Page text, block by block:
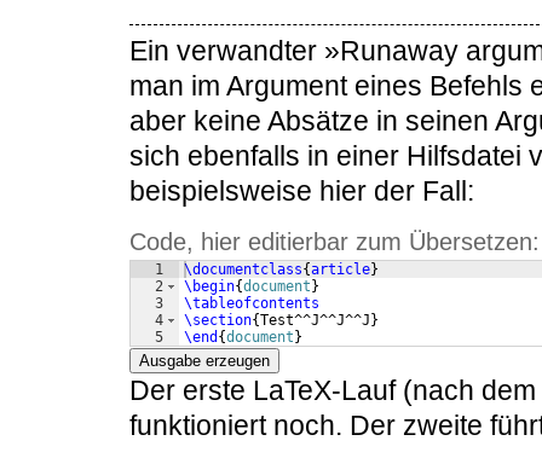
Ein verwandter »Runaway
man im Argument eines Befehls
aber keine Absätze in seinen
sich ebenfalls in einer Hilfsdatei
beispielsweise hier der Fall:
Code, hier editierbar zum Übersetzen:
1
2
3
4
5
\documentclass{article}
\begin{document}
\tableofcontents
\section{Test^^J^^J^^J}
\end {document}
Ausgabe erzeugen
Der erste LaTeX-Lauf (nach
funktioniert noch. Der zweite